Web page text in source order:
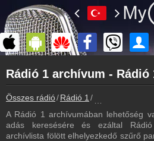
myonlineradio.hu
Rádió 1
Vissza a Rádió 1 oldalára
Bejelentkezés
Hozz létre saját fiókot!
Összes rádió Rádió 1
A Rádió 1 archívumában lehetőség
adás keresésére és ezáltal
archívlista fölött elhelyezkedő szűrő